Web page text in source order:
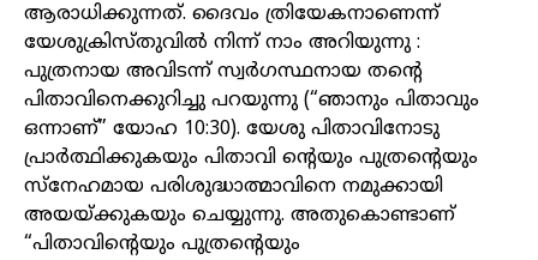
ആരാധിക്കുന്നത്. ദൈവം ത്രിയേകനാണെന്ന്
യേശുക്രിസ്തുവിൽ നിന്ന് നാം അറിയുന്നു :
പുത്രനായ അവിടന്ന് സ്വർഗസ്ഥനായ തന്റെ
പിതാവിനെക്കുറിച്ചു പറയുന്നു (“ഞാനും പിതാവും
ഒന്നാണ്” യോഹ 10:30). യേശു പിതാവിനോടു
പ്രാർത്ഥിക്കുകയും പിതാവി ന്റെയും പുത്രന്റെയും
സ്നേഹമായ പരിശുദ്ധാത്മാവിനെ നമുക്കായി
അയയ്ക്കുകയും ചെയ്യുന്നു. അതുകൊണ്ടാണ്
“പിതാവിന്റെയും പുത്രന്റെയും